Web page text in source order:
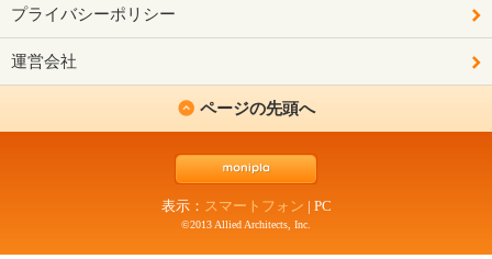
プライバシーポリシー
運営会社
ページの先頭へ
表示： スマートフォン | PC
©2013 Allied Architects, Inc.